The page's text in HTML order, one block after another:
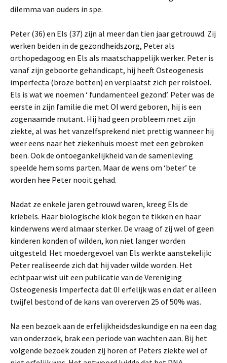
dilemma van ouders in spe.
Peter (36) en Els (37) zijn al meer dan tien jaar getrouwd. Zij
werken beiden in de gezondheidszorg, Peter als
orthopedagoog en Els als maatschappelijk werker. Peter is
vanaf zijn geboorte gehandicapt, hij heeft Osteogenesis
imperfecta (broze botten) en verplaatst zich per rolstoel.
Els is wat we noemen ‘ fundamenteel gezond’. Peter was de
eerste in zijn familie die met OI werd geboren, hij is een
zogenaamde mutant. Hij had geen probleem met zijn
ziekte, al was het vanzelfsprekend niet prettig wanneer hij
weer eens naar het ziekenhuis moest met een gebroken
been. Ook de ontoegankelijkheid van de samenleving
speelde hem soms parten. Maar de wens om ‘beter’ te
worden hee Peter nooit gehad.
Nadat ze enkele jaren getrouwd waren, kreeg Els de
kriebels. Haar biologische klok begon te tikken en haar
kinderwens werd almaar sterker. De vraag of zij wel of geen
kinderen konden of wilden, kon niet langer worden
uitgesteld. Het moedergevoel van Els werkte aanstekelijk:
Peter realiseerde zich dat hij vader wilde worden. Het
echtpaar wist uit een publicatie van de Vereniging
Osteogenesis Imperfecta dat 0I erfelijk was en dat er alleen
twijfel bestond of de kans van overerven 25 of 50% was.
Na een bezoek aan de erfelijkheidsdeskundige en na een dag
van onderzoek, brak een periode van wachten aan. Bij het
volgende bezoek zouden zij horen of Peters ziekte wel of